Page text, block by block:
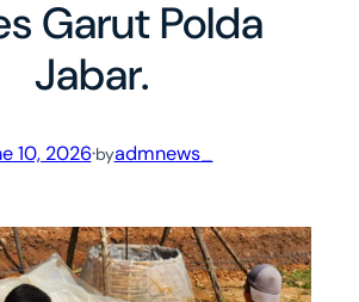
Garut Polda
Jabar.
10, 2026·byadmnews_